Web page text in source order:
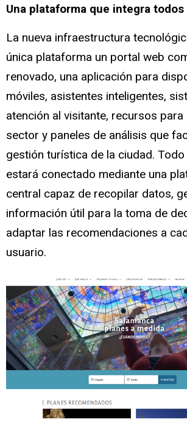
Una plataforma que integra
La nueva infraestructura
única plataforma un portal web
renovado, una aplicación para
móviles, asistentes inteligentes,
atención al visitante, recursos
sector y paneles de análisis que
gestión turística de la ciudad.
estará conectado mediante una
central capaz de recopilar datos,
información útil para la toma de
adaptar las recomendaciones a
usuario.